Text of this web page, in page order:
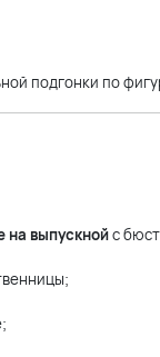
подгонки по
на выпускнойс